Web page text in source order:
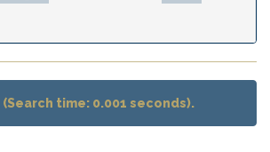
(Search time: 0.001 seconds).